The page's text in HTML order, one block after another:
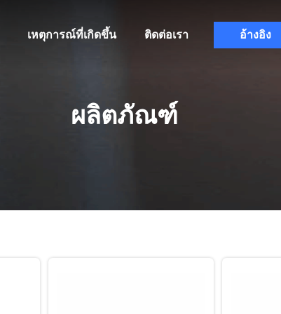
เหตุการณ์ที่เกิดขึ้น ติดต่อเรา อ้างอิง
ผลิตภัณฑ์